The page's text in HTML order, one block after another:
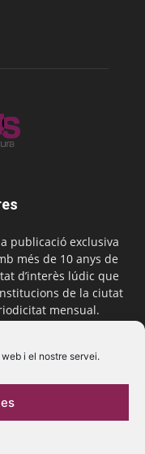
i el nostre servei.
publicació exclusiva
més de 10 anys de
d’interès lúdic que
de la ciutat
mensual.